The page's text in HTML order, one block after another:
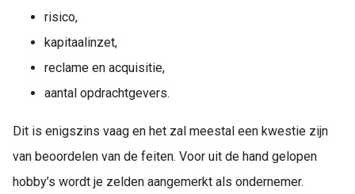
risico,
kapitaalinzet,
reclame en acquisitie,
aantal opdrachtgevers.
Dit is enigszins vaag en het zal meestal een kwestie zijn
van beoordelen van de feiten. Voor uit de hand gelopen
hobby’s wordt je zelden aangemerkt als ondernemer.